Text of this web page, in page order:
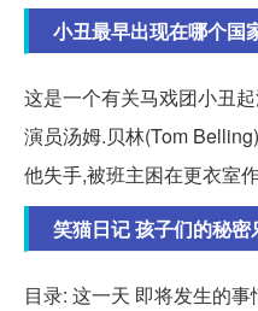
小丑最早出现在哪个国
这是一个有关马戏团小丑
演员汤姆.贝林(Tom
他失手,被班主困在更衣室作
笑猫日记 孩子们的秘
目录: 这一天 即将发生的